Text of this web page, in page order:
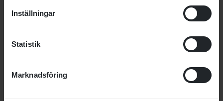
Inställningar
Statistik
Marknadsföring
Välkommen att ta del av vårt
Jägersro Galopp. Maten serveras